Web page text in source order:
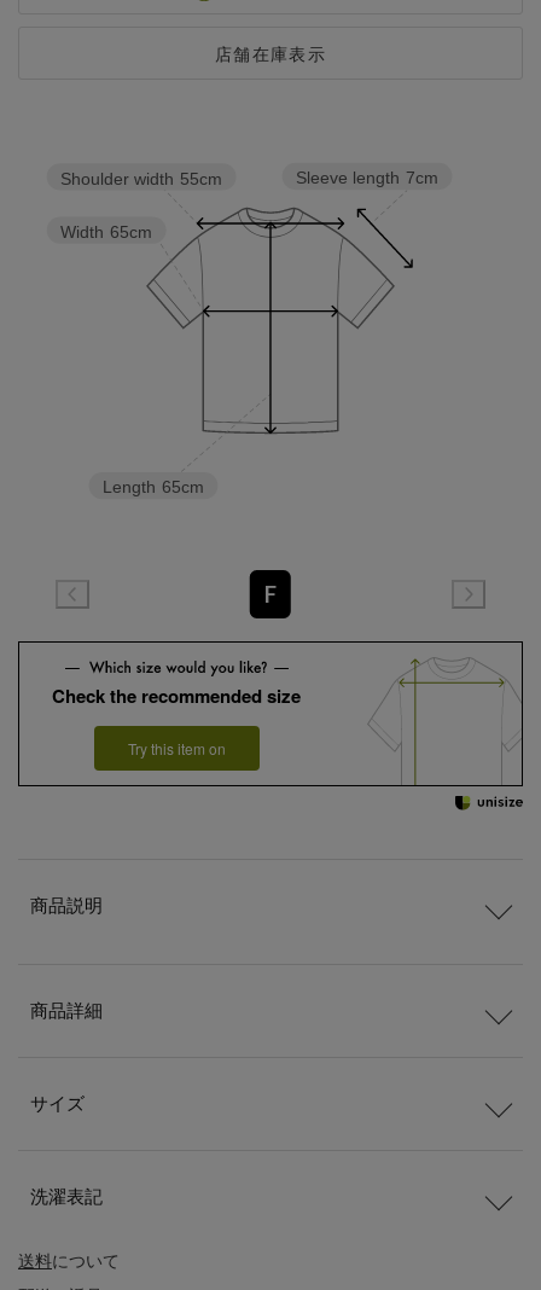
店舗在庫表示
Sleeve length 7cm
Length 65cm
Width 65cm
Shoulder width 55cm
F
Check the recommended size
Try this item on
送料について
商品説明
商品詳細
サイズ
洗濯表記